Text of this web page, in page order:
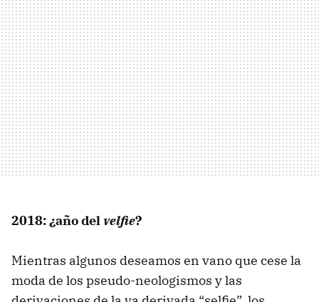
2018: ¿año del velfie?
Mientras algunos deseamos en vano que cese la
moda de los pseudo-neologismos y las